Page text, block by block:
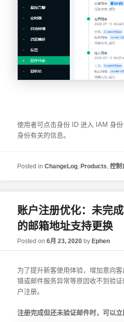
使用者可点击身份 ID 进入 IAM 身
身份有关的信息。
Posted in ChangeLog, Products,控制
账户注册优化：未完
的邮箱地址支持更换
Posted on6月 23, 2020 by Ephen
为了提升新客使用体验，增加意向
错或邮件服务异常等原因收不到验
户注册。
注册完成但还未验证邮件时，可以立